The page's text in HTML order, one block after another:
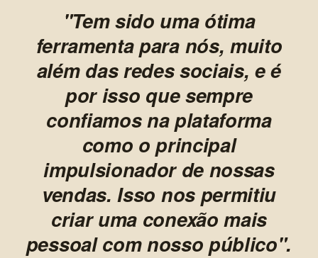
"Tem sido uma ótima
ferramenta para nós, muito
além das redes sociais, e é
por isso que sempre
confiamos na plataforma
como o principal
impulsionador de nossas
vendas. Isso nos permitiu
criar uma conexão mais
pessoal com nosso público".